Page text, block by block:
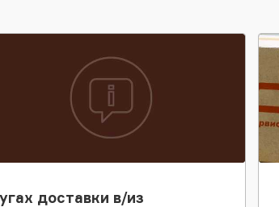
доставки в/из